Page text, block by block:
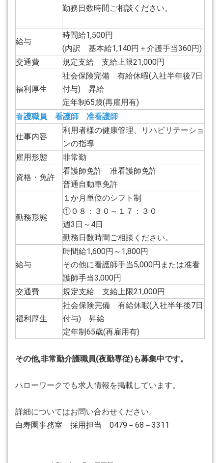
勤務日数時間ご相談ください。
給与
時間給1,500円
(内訳 基本給1,140円＋介護手当360円)
交通費
規定支給 支給上限21,000円
福利厚生
社会保険完備 有給休暇(入社半年後7日
付与) 昇給
定年制65歳(再雇用有)
看護職員 看護師 准看護師
仕事内容
利用者様の健康管理、リハビリテーショ
ンの指導
雇用形態
非常勤
資格・免許
看護師免許 准看護師免許
普通自動車免許
勤務形態
１か月単位のシフト制
①０８：３０～１７：３０
週3日～4日
勤務日数時間ご相談ください。
給与
時間給1,600円～1,800円
その他に看護師手当5,000円または准看
護師手当3,000円
交通費
規定支給 支給上限21,000円
福利厚生
社会保険完備 有給休暇(入社半年後7日
付与) 昇給
定年制65歳(再雇用有)
その他,非常勤介護職員(夜勤専従)も募集中です。
ハローワークでも求人情報を掲載しています。
詳細についてはお問い合わせください。
白寿園事務室 採用担当 0479－68－3311